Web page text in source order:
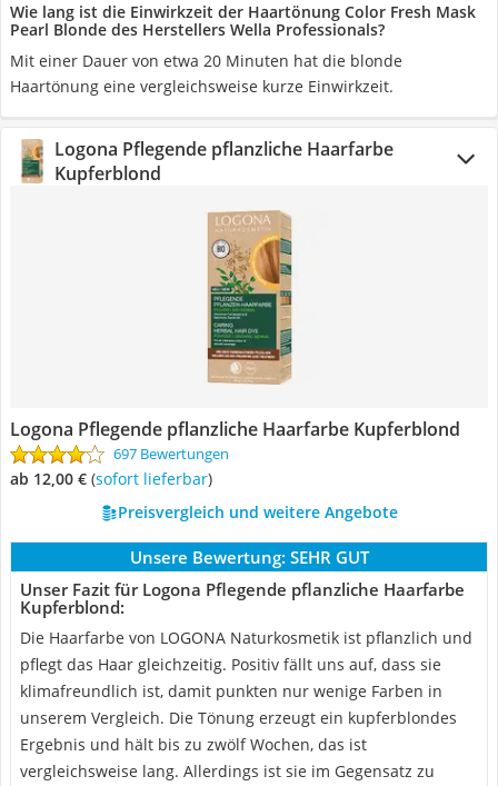
Wie lang ist die Einwirkzeit der Haartönung Color Fresh Mask
Pearl Blonde des Herstellers Wella Professionals?
Mit einer Dauer von etwa 20 Minuten hat die blonde
Haartönung eine vergleichsweise kurze Einwirkzeit.
Logona Pflegende pflanzliche Haarfarbe
Kupferblond
Logona Pflegende pflanzliche Haarfarbe Kupferblond
697 Bewertungen
ab 12,00 € ( Sofort lieferbar)
Preisvergleich und weitere Angebote
Unsere Bewertung: SEHR GUT
Unser Fazit für Logona Pflegende pflanzliche Haarfarbe
Kupferblond:
Die Haarfarbe von LOGONA Naturkosmetik ist pflanzlich und
pflegt das Haar gleichzeitig. Positiv fällt uns auf, dass sie
klimafreundlich ist, damit punkten nur wenige Farben in
unserem Vergleich. Die Tönung erzeugt ein kupferblondes
Ergebnis und hält bis zu zwölf Wochen, das ist
vergleichsweise lang. Allerdings ist sie im Gegensatz zu